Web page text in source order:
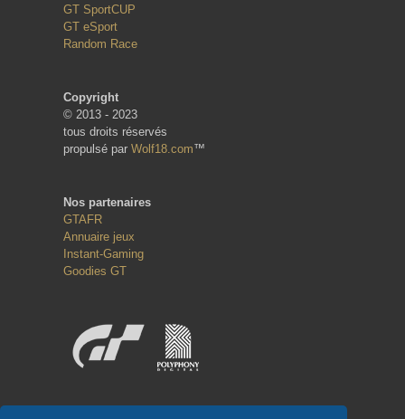
GT SportCUP
GT eSport
Random Race
Copyright
© 2013 - 2023
tous droits réservés
propulsé par Wolf18.com™
Nos partenaires
GTAFR
Annuaire jeux
Instant-Gaming
Goodies GT